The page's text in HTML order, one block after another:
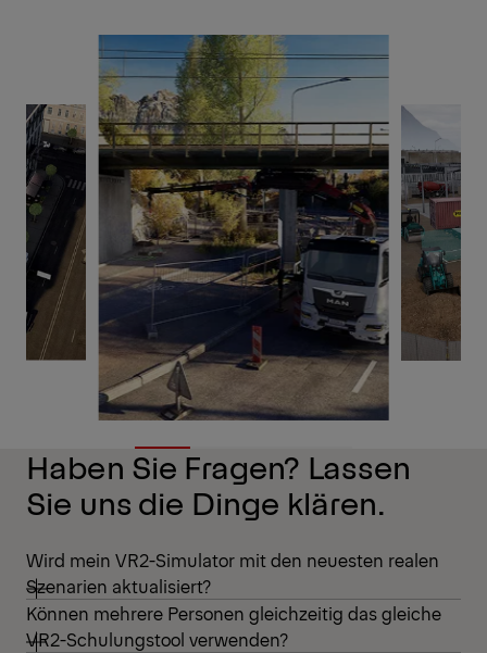
Haben Sie Fragen? Lassen
Sie uns die Dinge klären.
Wird mein VR2-Simulator mit den neuesten realen
Szenarien aktualisiert?
Können mehrere Personen gleichzeitig das gleiche
VR2-Schulungstool verwenden?